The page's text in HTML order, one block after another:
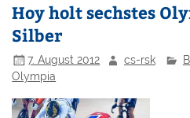
Hoy holt sechstes
Silber
7. August 2012 cs-rsk
Olympia